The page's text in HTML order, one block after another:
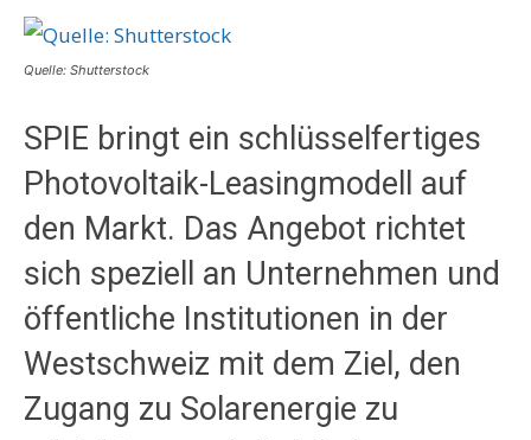
Quelle: Shutterstock
SPIE bringt ein schlüsselfertiges
Photovoltaik-Leasingmodell auf
den Markt. Das Angebot richtet
sich speziell an Unternehmen und
öffentliche Institutionen in der
Westschweiz mit dem Ziel, den
Zugang zu Solarenergie zu